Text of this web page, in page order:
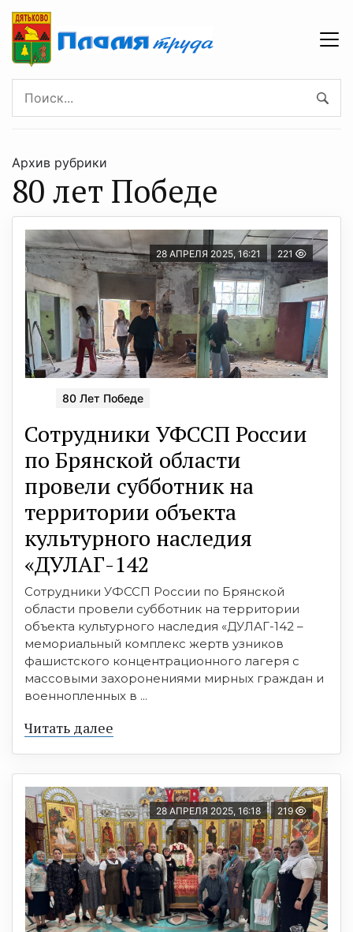
Архив рубрики
80 лет Победе
28 АПРЕЛЯ 2025, 16:21 221
80 Лет Победе
Сотрудники УФССП России
по Брянской области
провели субботник на
территории объекта
культурного наследия
«ДУЛАГ-142
Сотрудники УФССП России по Брянской
области провели субботник на территории
объекта культурного наследия «ДУЛАГ-142 –
мемориальный комплекс жертв узников
фашистского концентрационного лагеря с
массовыми захоронениями мирных граждан и
военнопленных в ...
Читать далее
28 АПРЕЛЯ 2025, 16:18 219